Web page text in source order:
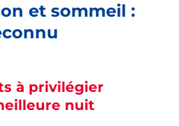
et sommeil :
à privilégier
nuit